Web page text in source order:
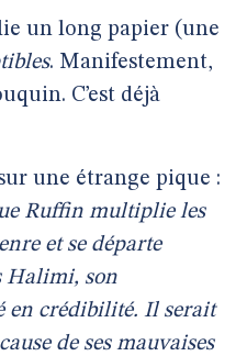
un long papier (une
. Manifestement,
C’est déjà
une étrange pique :
Ruffin multiplie les
et se départe
Halimi, son
en crédibilité. Il serait
de ses mauvaises